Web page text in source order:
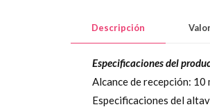
Descripción
Especificaciones del
Alcance de recepción:
Especificaciones del